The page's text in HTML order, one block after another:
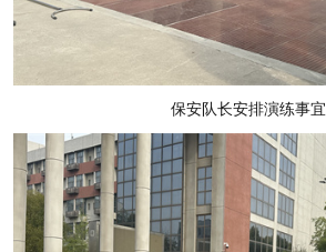
保安队长安排演练事宜